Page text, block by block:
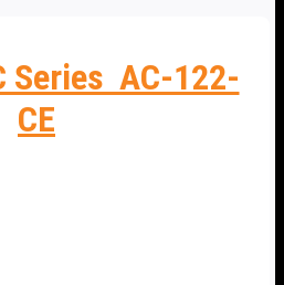
Series AC-122-
CE